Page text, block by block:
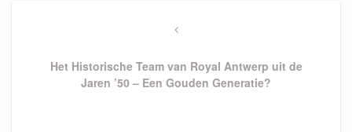
Previous
Het Historische Team van Royal Antwerp uit de
Jaren ’50 – Een Gouden Generatie?